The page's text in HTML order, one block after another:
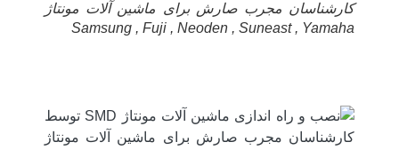
کارشناسان مجرب صارش برای ماشین آلات مونتاژ
Samsung , Fuji , Neoden , Suneast , Yamaha